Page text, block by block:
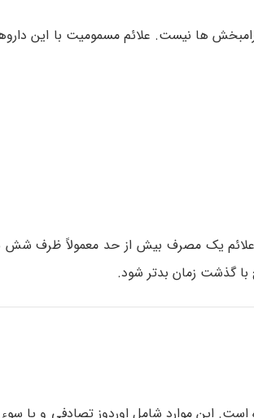
ها نیست. علائم مسمومیت با این
علائم یک مصرف بیش از حد معمولاً ظرف
گذشت زمان بدتر شود.
است. این موارد شامل اوردوز تصادفی و یا